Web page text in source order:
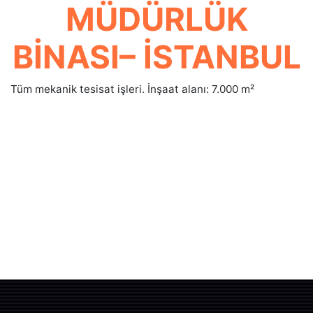
MÜDÜRLÜK
BİNASI– İSTANBUL
Tüm mekanik tesisat işleri. İnşaat alanı: 7.000 m²